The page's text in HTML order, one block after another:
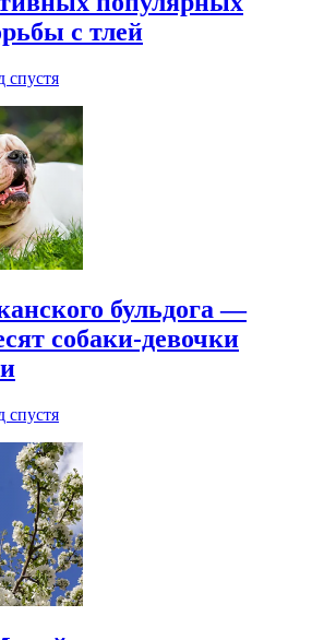
с тлей
спустя
бульдога —
собаки-девочки
спустя